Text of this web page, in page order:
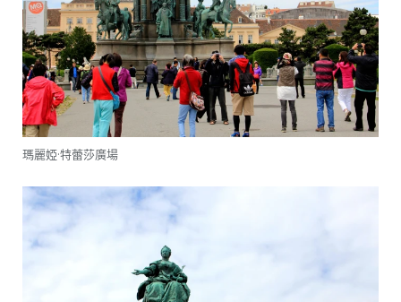
瑪麗婭·特蕾莎廣場